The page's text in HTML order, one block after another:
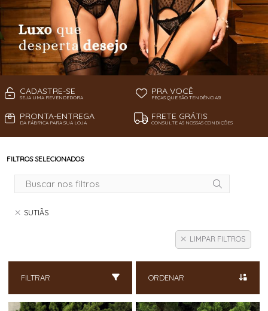
CADASTRE-SE
SEJA UMA REVENDEDORA
PRA VOCÊ
PEÇAS QUE SÃO TENDÊNCIAS!
PRONTA-ENTREGA
DA FÁBRICA PARA SUA LOJA
FRETE GRÁTIS
CONSULTE AS NOSSAS CONDIÇÕES
FILTROS SELECIONADOS
SUTIÃS
LIMPAR FILTROS
FILTRAR ORDENAR